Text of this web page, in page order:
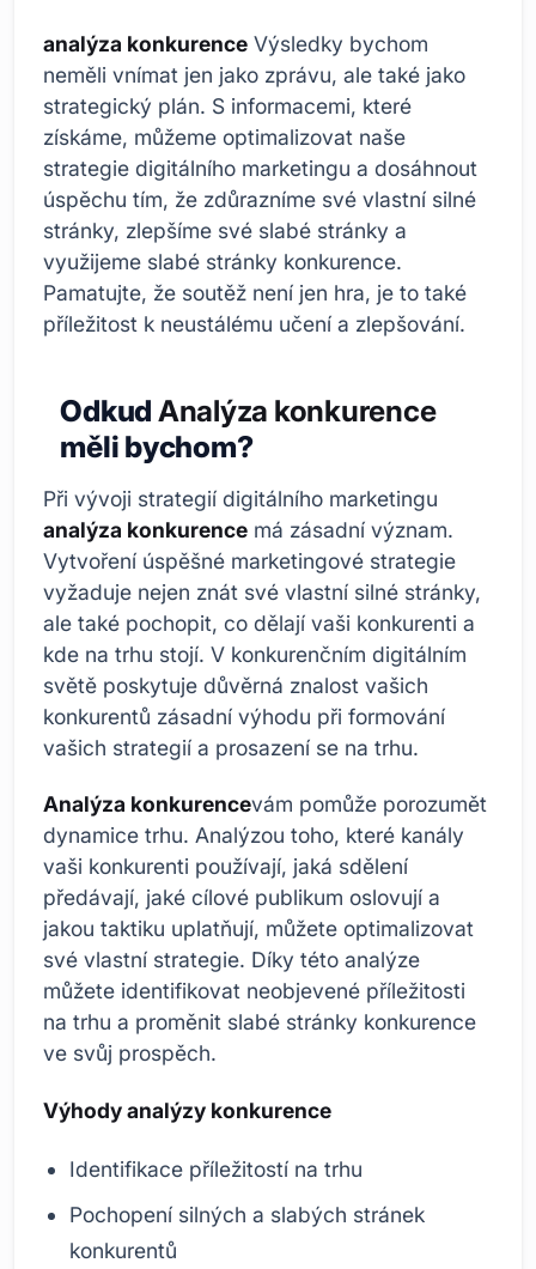
analýza konkurence Výsledky bychom
neměli vnímat jen jako zprávu, ale také jako
strategický plán. S informacemi, které
získáme, můžeme optimalizovat naše
strategie digitálního marketingu a dosáhnout
úspěchu tím, že zdůrazníme své vlastní silné
stránky, zlepšíme své slabé stránky a
využijeme slabé stránky konkurence.
Pamatujte, že soutěž není jen hra, je to také
příležitost k neustálému učení a zlepšování.
Odkud Analýza konkurence
měli bychom?
Při vývoji strategií digitálního marketingu
analýza konkurence má zásadní význam.
Vytvoření úspěšné marketingové strategie
vyžaduje nejen znát své vlastní silné stránky,
ale také pochopit, co dělají vaši konkurenti a
kde na trhu stojí. V konkurenčním digitálním
světě poskytuje důvěrná znalost vašich
konkurentů zásadní výhodu při formování
vašich strategií a prosazení se na trhu.
Analýza konkurencevám pomůže porozumět
dynamice trhu. Analýzou toho, které kanály
vaši konkurenti používají, jaká sdělení
předávají, jaké cílové publikum oslovují a
jakou taktiku uplatňují, můžete optimalizovat
své vlastní strategie. Díky této analýze
můžete identifikovat neobjevené příležitosti
na trhu a proměnit slabé stránky konkurence
ve svůj prospěch.
Výhody analýzy konkurence
Identifikace příležitostí na trhu
Pochopení silných a slabých stránek
konkurentů